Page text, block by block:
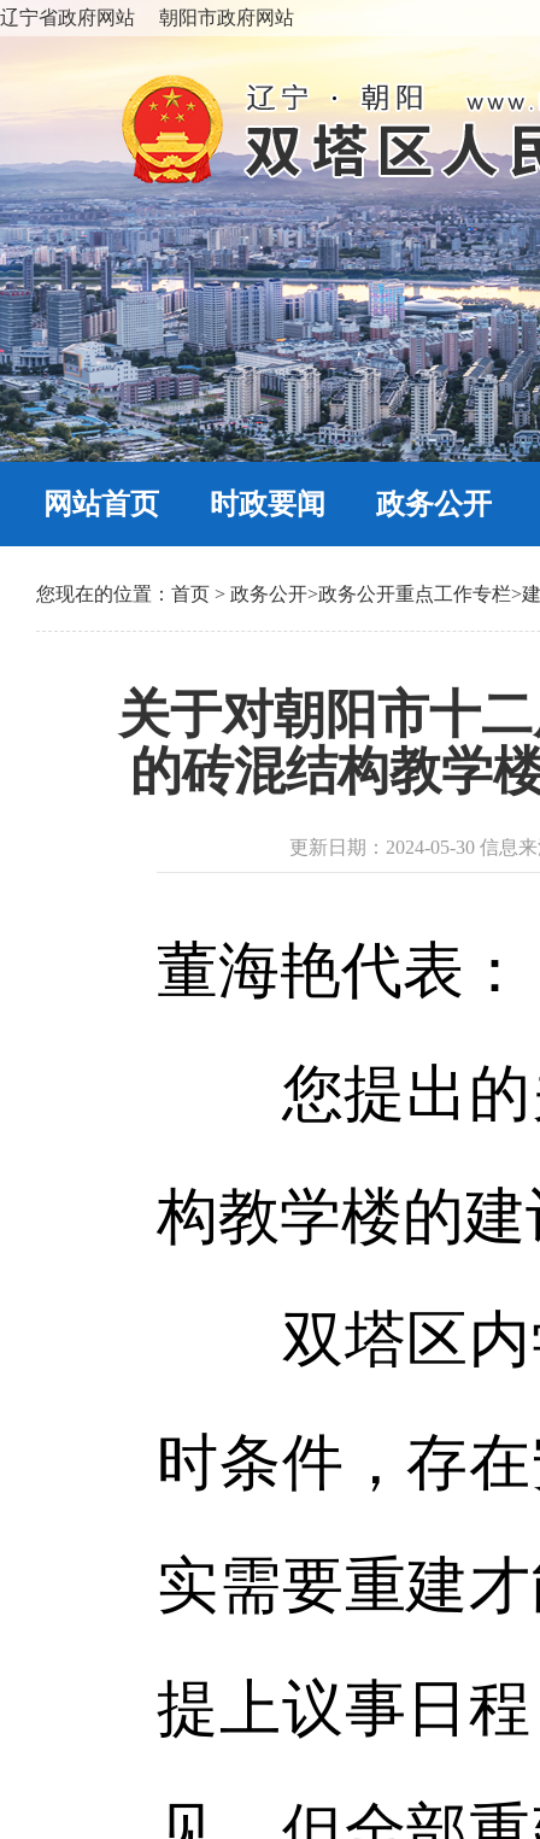
辽宁省政府网站 朝阳市政府网站
网站首页 时政要闻 政务公开
您现在的位置： 首页 > 政务公开>政务公开重点工作专栏>
关于对朝阳市十
的砖混结构教学
更新日期：2024-05-30 信息
董海艳代表：
您提出的
构教学楼的
双塔区内
时条件，存
实需要重建
提上议事日